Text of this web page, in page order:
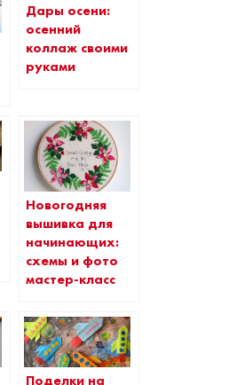
Дары осени:
осенний
коллаж своими
руками
Новогодняя
вышивка для
начинающих:
схемы и фото
мастер-класс
Поделки на